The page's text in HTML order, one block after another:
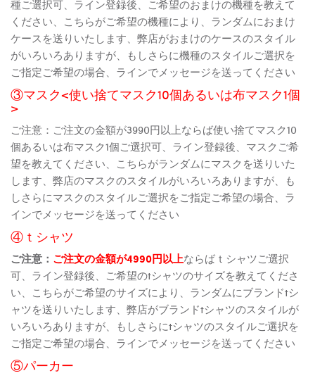
種ご選択可、ライン登録後、ご希望のおまけの機種を教えて
ください、こちらがご希望の機種により、ランダムにおまけ
ケースを送りいたします、弊店がおまけのケースのスタイル
がいろいろありますが、もしさらに機種のスタイルご選択を
ご指定ご希望の場合、ラインでメッセージを送ってください
③マスク<使い捨てマスク10個あるいは布マスク1個
>
ご注意：ご注文の金額が3990円以上ならば使い捨てマスク10
個あるいは布マスク1個ご選択可、ライン登録後、マスクご希
望を教えてください、こちらがランダムにマスクを送りいた
します、弊店のマスクのスタイルがいろいろありますが、も
しさらにマスクのスタイルご選択をご指定ご希望の場合、ラ
インでメッセージを送ってください
④ｔシャツ
ご注意： ご注文の金額が4990円以上ならばｔシャツご選択
可、ライン登録後、ご希望のtシャツのサイズを教えてくださ
い、こちらがご希望のサイズにより、ランダムにブランドtシ
ャツを送りいたします、弊店がブランドtシャツのスタイルが
いろいろありますが、もしさらにtシャツのスタイルご選択を
ご指定ご希望の場合、ラインでメッセージを送ってください
⑤パーカー